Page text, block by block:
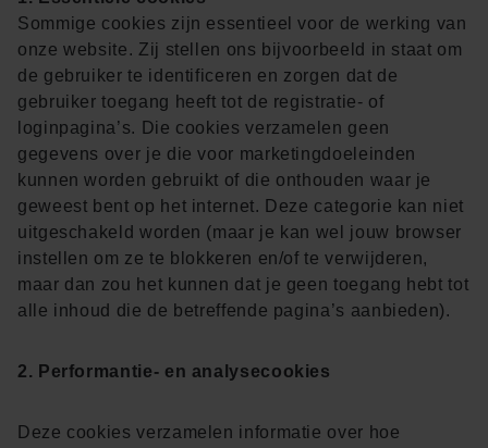
Sommige cookies zijn essentieel voor de werking van
onze website. Zij stellen ons bijvoorbeeld in staat om
de gebruiker te identificeren en zorgen dat de
gebruiker toegang heeft tot de registratie- of
loginpagina’s. Die cookies verzamelen geen
gegevens over je die voor marketingdoeleinden
kunnen worden gebruikt of die onthouden waar je
geweest bent op het internet. Deze categorie kan niet
uitgeschakeld worden (maar je kan wel jouw browser
instellen om ze te blokkeren en/of te verwijderen,
maar dan zou het kunnen dat je geen toegang hebt tot
alle inhoud die de betreffende pagina’s aanbieden).
2. Performantie- en analysecookies
Deze cookies verzamelen informatie over hoe